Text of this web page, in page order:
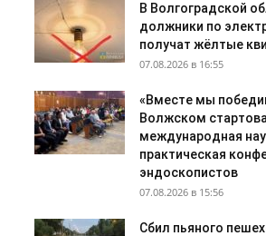
В Волгоградской
должники по
получат жёлтые
07.08.2026 в 16:55
«Вместе мы
Волжском
международная
практическая
эндоскопистов
07.08.2026 в 15:56
Сбил пьяного